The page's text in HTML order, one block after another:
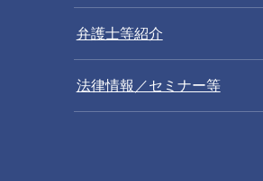
弁護士等紹介
法律情報／セミナー等